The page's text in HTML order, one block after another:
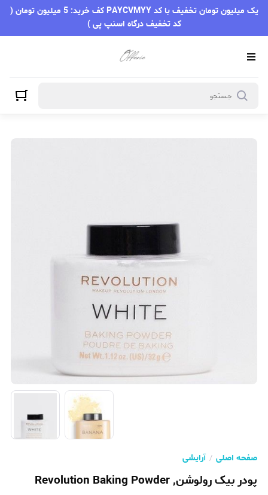
یک میلیون تومان تخفیف با کد PAYCVMYY کف خرید: 5 میلیون تومان (
کد تخفیف درگاه اسنپ پی )
صفحه اصلی آرایشی
پودر بیک رولوشن, Revolution Baking Powder